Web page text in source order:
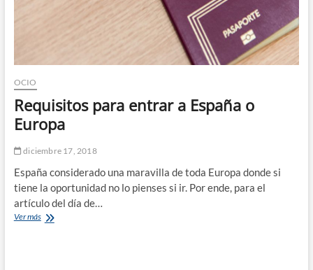
OCIO
Requisitos para entrar a España o
Europa
diciembre 17, 2018
España considerado una maravilla de toda Europa donde si
tiene la oportunidad no lo pienses si ir. Por ende, para el
artículo del día de…
Ver másRequisitos